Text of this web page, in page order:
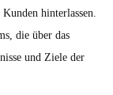
hinterlassen.
die über das
und Ziele der